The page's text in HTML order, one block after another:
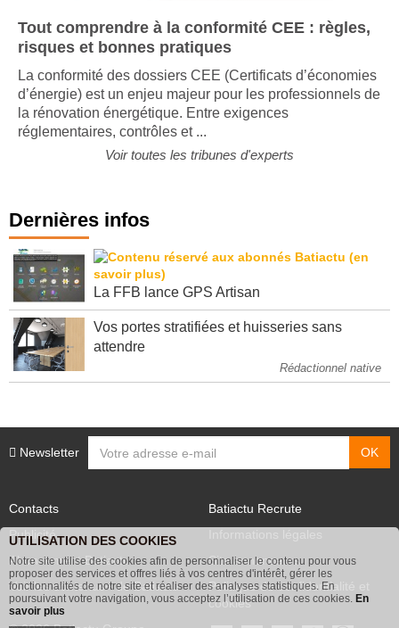
Tout comprendre à la conformité CEE : règles,
risques et bonnes pratiques
La conformité des dossiers CEE (Certificats d’économies
d’énergie) est un enjeu majeur pour les professionnels de
la rénovation énergétique. Entre exigences
réglementaires, contrôles et ...
Voir toutes les tribunes d'experts
Dernières infos
La FFB lance GPS Artisan
Vos portes stratifiées et huisseries sans
attendre
Rédactionnel native
Newsletter
Contacts
Publicité
Abonnement Batiactu
Voir les contenus+ de Batiactu
Batiactu Recrute
Site annonceurs
Politique de confidentialité et
cookies
UTILISATION DES COOKIES
Notre site utilise des cookies afin de personnaliser le contenu pour vous
proposer des services et offres liés à vos centres d'intérêt, gérer les
fonctionnalités de notre site et réaliser des analyses statistiques. En
poursuivant votre navigation, vous acceptez l’utilisation de ces cookies. En
savoir plus